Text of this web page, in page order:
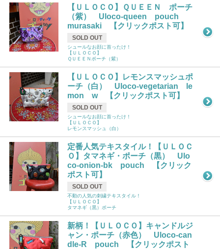
【ＵＬＯＣＯ】ＱＵＥＥＮ ポーチ
（紫） Uloco-queen pouch
murasaki 【クリックポスト可】
SOLD OUT
シュールなお顔に首ったけ！
【ＵＬＯＣＯ】
ＱＵＥＥＮポーチ（紫）
【ＵＬＯＣＯ】レモンスマッシュポ
ーチ（白） Uloco-vegetarian le
mon w 【クリックポスト可】
SOLD OUT
シュールなお顔に首ったけ！
【ＵＬＯＣＯ】
レモンスマッシュ（白）
定番人気テキスタイル！【ＵＬＯＣ
Ｏ】タマネギ・ポーチ（黒） Ulo
co-onion-bk pouch 【クリック
ポスト可】
SOLD OUT
不動の人気の刺繍テキスタイル！
【ＵＬＯＣＯ】
タマネギ（黒）ポーチ
新柄！【ＵＬＯＣＯ】キャンドルジ
ャン・ポーチ（赤色） Uloco-can
dle-R pouch 【クリックポスト